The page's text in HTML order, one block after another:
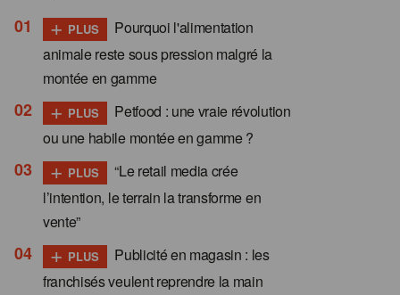
+ PLUS
Pourquoi l'alimentation
animale reste sous pression malgré la
montée en gamme
+ PLUS
Petfood : une vraie révolution
ou une habile montée en gamme ?
+ PLUS
“Le retail media crée
l’intention, le terrain la transforme en
vente”
+ PLUS
Publicité en magasin : les
franchisés veulent reprendre la main